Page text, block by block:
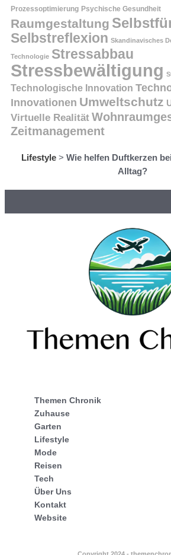
Prozessoptimierung Psychische Gesundheit
Raumgestaltung
Selbstreflexion Skandinavisches
Technologie Stressabbau
Stressbewältigung
Technologische Innovation
Innovationen Umweltschutz
Virtuelle Realität
Zeitmanagement
Lifestyle> Wie helfen Duftkerzen
Alltag?
Themen Chronik
Zuhause
Garten
Lifestyle
Mode
Reisen
Tech
Über Uns
Kontakt
Website